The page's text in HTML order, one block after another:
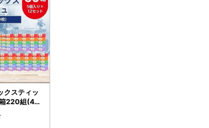
クスティッ
220組(44
地域：離島